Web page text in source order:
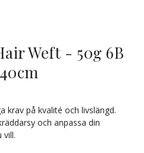
Weft - 50g 6B
krav på kvalité och livslängd.
och anpassa din
vill.